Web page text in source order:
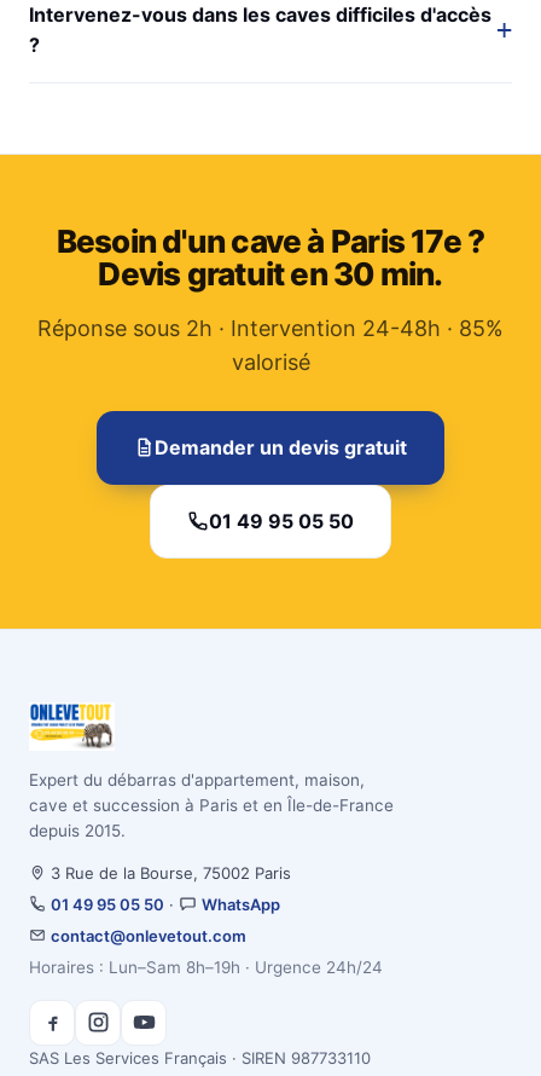
Intervenez-vous dans les caves difficiles d'accès
?
Besoin d'un cave à Paris 17e ?
Devis gratuit en 30 min.
Réponse sous 2h · Intervention 24-48h · 85%
valorisé
Demander un devis gratuit
01 49 95 05 50
Expert du débarras d'appartement, maison,
cave et succession à Paris et en Île-de-France
depuis 2015.
3 Rue de la Bourse, 75002 Paris
01 49 95 05 50 ·
WhatsApp
contact@onlevetout.com
Horaires : Lun–Sam 8h–19h · Urgence 24h/24
SAS Les Services Français · SIREN 987733110